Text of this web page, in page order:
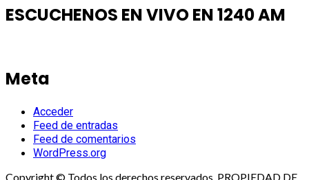
ESCUCHENOS EN VIVO EN 1240 AM
Meta
Acceder
Feed de entradas
Feed de comentarios
WordPress.org
Copyright © Todos los derechos reservados. PROPIEDAD DE